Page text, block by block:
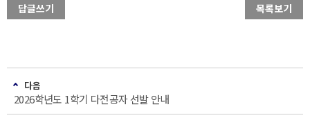
답글쓰기 목록보기
다음
2026학년도 1학기 다전공자 선발 안내